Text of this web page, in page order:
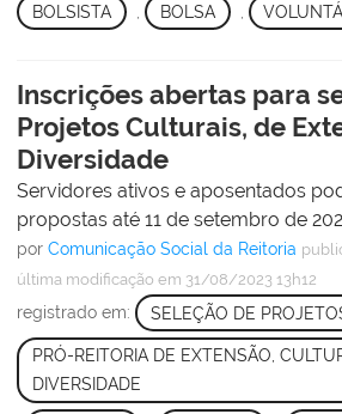
BOLSISTA BOLSA
Inscrições abertas para
Projetos Culturais, de
Diversidade
Servidores ativos e aposentados
propostas até 11 de setembro de
por Comunicação Social da Reitoria
última modificação em 31/08/2023 13h12
registrado em: SELEÇÃO DE
PRÓ-REITORIA DE EXTENSÃO,
DIVERSIDADE